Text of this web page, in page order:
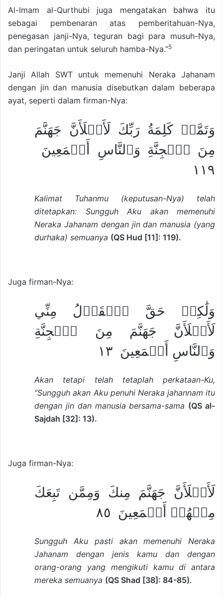
Al-Imam al-Qurthubi juga mengatakan bahwa itu
sebagai pembenaran atas pemberitahuan-Nya,
penegasan janji-Nya, teguran bagi para musuh-Nya,
dan peringatan untuk seluruh hamba-Nya.”5
Janji Allah SWT untuk memenuhi Neraka Jahanam
dengan jin dan manusia disebutkan dalam beberapa
ayat, seperti dalam firman-Nya:
وَتَمَّتۡ كَلِمَةُ رَبِّكَ لَأَمۡلَأَنَّ جَهَنَّمَ
مِنَ ٱلۡجِنَّةِ وَٱلنَّاسِ أَجۡمَعِينَ
١١٩
Kalimat Tuhanmu (keputusan-Nya) telah
ditetapkan: Sungguh Aku akan memenuhi
Neraka Jahanam dengan jin dan manusia (yang
durhaka) semuanya (QS Hud [11]: 119).
Juga firman-Nya:
وَلَٰكِنۡ حَقَّ ٱلۡقَوۡلُ مِنِّي
لَأَمۡلَأَنَّ جَهَنَّمَ مِنَ ٱلۡجِنَّةِ
وَٱلنَّاسِ أَجۡمَعِينَ ١٣
Akan tetapi telah tetaplah perkataan-Ku,
“Sungguh akan Aku penuhi Neraka jahannam itu
dengan jin dan manusia bersama-sama (QS al-
Sajdah [32]: 13).
Juga firman-Nya:
لَأَمۡلَأَنَّ جَهَنَّمَ مِنكَ وَمِمَّن تَبِعَكَ
مِنۡهُمۡ أَجۡمَعِينَ ٨٥
Sungguh Aku pasti akan memenuhi Neraka
Jahanam dengan jenis kamu dan dengan
orang-orang yang mengikuti kamu di antara
mereka semuanya (QS Shad [38]: 84-85).